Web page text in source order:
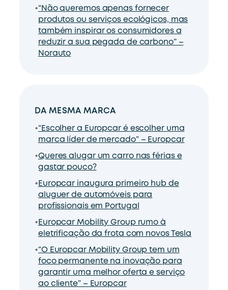
“Não queremos apenas fornecer
produtos ou serviços ecológicos, mas
também inspirar os consumidores a
reduzir a sua pegada de carbono” –
Norauto
DA MESMA MARCA
“Escolher a Europcar é escolher uma
marca líder de mercado” – Europcar
Queres alugar um carro nas férias e
gastar pouco?
Europcar inaugura primeiro hub de
aluguer de automóveis para
profissionais em Portugal
Europcar Mobility Group rumo à
eletrificação da frota com novos Tesla
“O Europcar Mobility Group tem um
foco permanente na inovação para
garantir uma melhor oferta e serviço
ao cliente” – Europcar